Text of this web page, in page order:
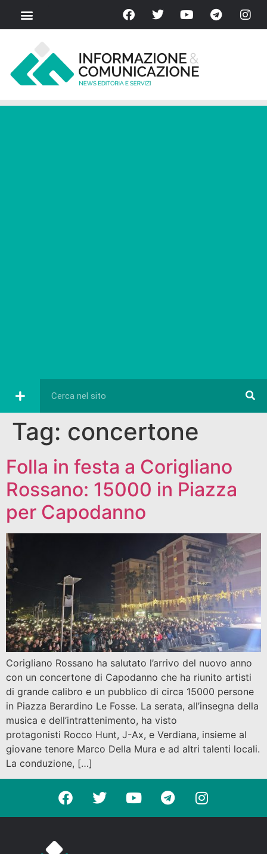
Tag: concertone
Folla in festa a Corigliano
Rossano: 15000 in Piazza
per Capodanno
Corigliano Rossano ha salutato l’arrivo del nuovo anno
con un concertone di Capodanno che ha riunito artisti
di grande calibro e un pubblico di circa 15000 persone
in Piazza Berardino Le Fosse. La serata, all’insegna della
musica e dell’intrattenimento, ha visto
protagonisti Rocco Hunt, J-Ax, e Verdiana, insieme al
giovane tenore Marco Della Mura e ad altri talenti locali.
La conduzione, […]